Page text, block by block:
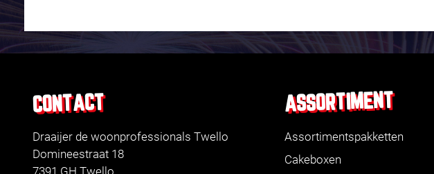
CONTACT
Draaijer de woonprofessionals Twello
Domineestraat 18
7391 GH Twello
ASSORTIMENT
Assortimentspakketten
Cakeboxen